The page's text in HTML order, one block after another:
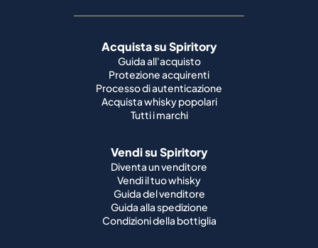
Acquista su Spiritory
Guida all'acquisto
Protezione acquirenti
Processo di autenticazione
Acquista whisky popolari
Tutti i marchi
Vendi su Spiritory
Diventa un venditore
Vendi il tuo whisky
Guida del venditore
Guida alla spedizione
Condizioni della bottiglia